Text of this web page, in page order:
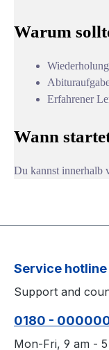
Warum
Erfahrener
Wann
Du kannst innerhalb
Service hotline
Support and
0180 -
Mon-Fri, 9 am -